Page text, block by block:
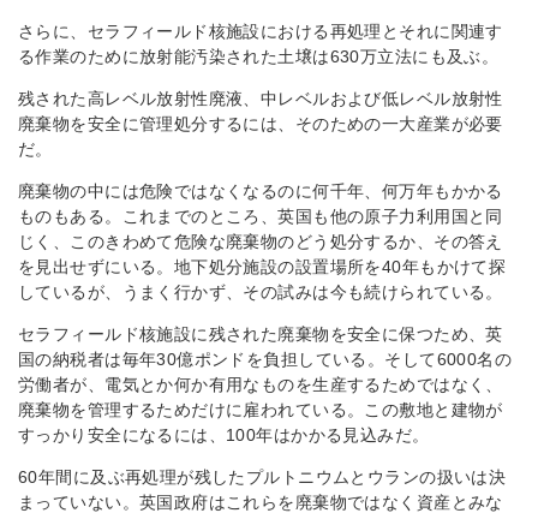
さらに、セラフィールド核施設における再処理とそれに関連す
る作業のために放射能汚染された土壌は630万立法にも及ぶ。
残された高レベル放射性廃液、中レベルおよび低レベル放射性
廃棄物を安全に管理処分するには、そのための一大産業が必要
だ。
廃棄物の中には危険ではなくなるのに何千年、何万年もかかる
ものもある。これまでのところ、英国も他の原子力利用国と同
じく、このきわめて危険な廃棄物のどう処分するか、その答え
を見出せずにいる。地下処分施設の設置場所を40年もかけて探
しているが、うまく行かず、その試みは今も続けられている。
セラフィールド核施設に残された廃棄物を安全に保つため、英
国の納税者は毎年30億ポンドを負担している。そして6000名の
労働者が、電気とか何か有用なものを生産するためではなく、
廃棄物を管理するためだけに雇われている。この敷地と建物が
すっかり安全になるには、100年はかかる見込みだ。
60年間に及ぶ再処理が残したプルトニウムとウランの扱いは決
まっていない。英国政府はこれらを廃棄物ではなく資産とみな